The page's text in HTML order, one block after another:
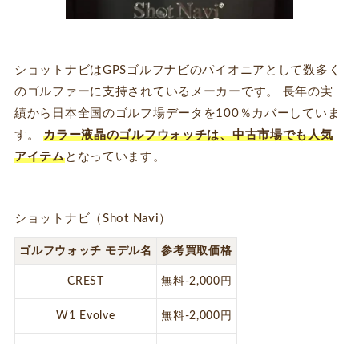
ショットナビはGPSゴルフナビのパイオニアとして数多く
のゴルファーに支持されているメーカーです。 長年の実
績から日本全国のゴルフ場データを100％カバーしていま
す。カラー液晶のゴルフウォッチは、中古市場でも人気
アイテムとなっています。
ショットナビ（Shot Navi）
ゴルフウォッチ モデル名 参考買取価格
CREST 無料-2,000円
W1 Evolve 無料-2,000円